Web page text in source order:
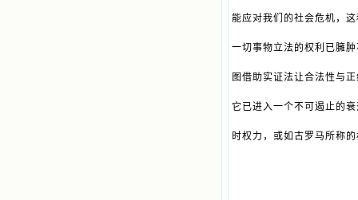
能应对我们的社会危机，
一切事物立法的权利已臃
图借助实证法让合法性与
它已进入一个不可遏止的
时权力，或如古罗马所称